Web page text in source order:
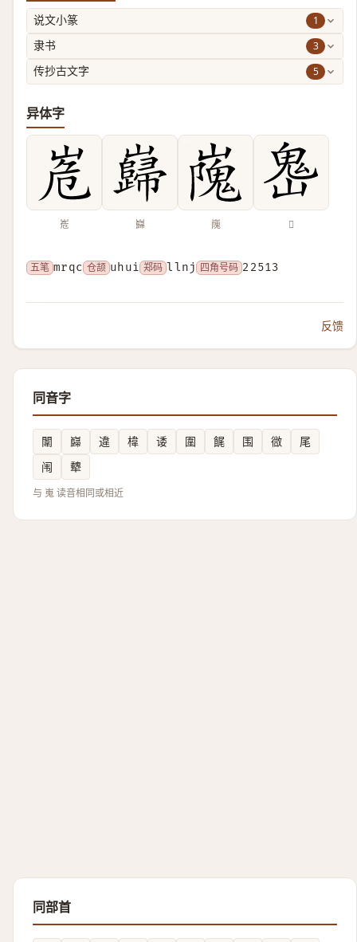
说文小篆 1
隶书 3
传抄古文字 5
异体字
峞 巋 㠕 𩲈
五笔 mrqc 仓颉 uhui 郑码 llnj 四角号码 22513
反馈
同音字
闈 巋 違 椲 诿 圍 䬿 围 㣲
尾
闱
犩
与 嵬 读音相同或相近
同部首